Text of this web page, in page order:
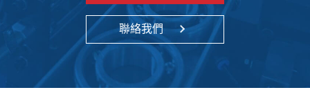
聯絡我們